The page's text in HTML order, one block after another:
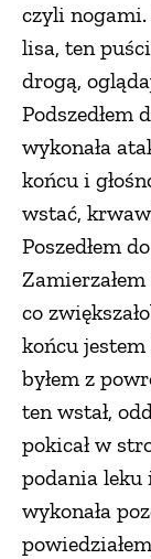
czyli nogami.
lisa, ten
drogą,
Podszedłem
wykonała
końcu i
wstać,
Poszedłem
co
końcu
byłem z
ten wstał,
pokicał w
podania leku
wykonała